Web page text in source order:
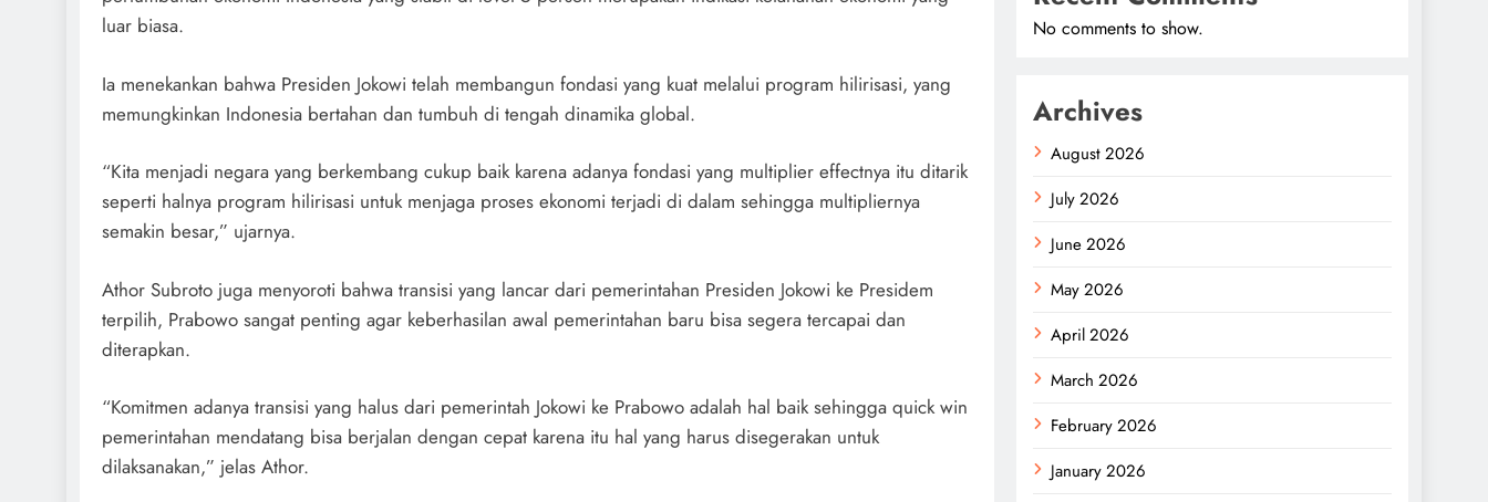
luar biasa.
Ia menekankan bahwa Presiden Jokowi telah membangun fondasi yang kuat melalui program hilirisasi, yang
memungkinkan Indonesia bertahan dan tumbuh di tengah dinamika global.
“Kita menjadi negara yang berkembang cukup baik karena adanya fondasi yang multiplier effectnya itu ditarik
seperti halnya program hilirisasi untuk menjaga proses ekonomi terjadi di dalam sehingga multipliernya
semakin besar,” ujarnya.
Athor Subroto juga menyoroti bahwa transisi yang lancar dari pemerintahan Presiden Jokowi ke Presidem
terpilih, Prabowo sangat penting agar keberhasilan awal pemerintahan baru bisa segera tercapai dan
diterapkan.
“Komitmen adanya transisi yang halus dari pemerintah Jokowi ke Prabowo adalah hal baik sehingga quick win
pemerintahan mendatang bisa berjalan dengan cepat karena itu hal yang harus disegerakan untuk
dilaksanakan,” jelas Athor.
No comments to show.
Archives
August 2026
July 2026
June 2026
May 2026
April 2026
March 2026
February 2026
January 2026